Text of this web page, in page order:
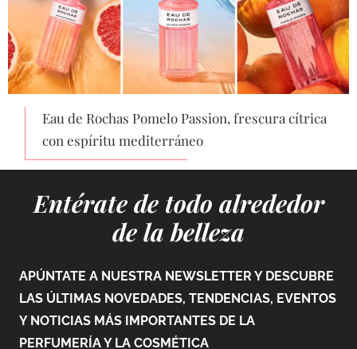
Eau de Rochas Pomelo Passion, frescura cítrica
con espíritu mediterráneo
Entérate de todo alrededor
de la belleza
APÚNTATE A NUESTRA NEWSLETTER Y DESCUBRE
LAS ÚLTIMAS NOVEDADES, TENDENCIAS, EVENTOS
Y NOTICIAS MÁS IMPORTANTES DE LA
PERFUMERÍA Y LA COSMÉTICA